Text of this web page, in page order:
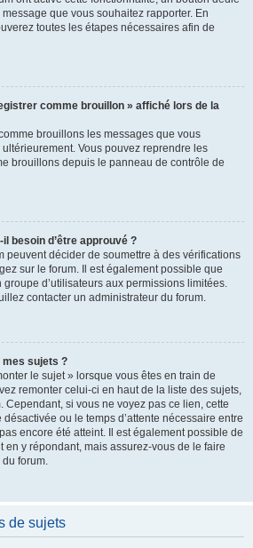
que vous souhaitez rapporter. En
toutes les étapes nécessaires afin de
comme brouillon » affiché lors de la
brouillons les messages que vous
Vous pouvez reprendre les
brouillons depuis le panneau de contrôle de
besoin d’être approuvé ?
peuvent décider de soumettre à des vérifications
sur le forum. Il est également possible que
d’utilisateurs aux permissions limitées.
contacter un administrateur du forum.
sujets ?
le sujet » lorsque vous êtes en train de
remonter celui-ci en haut de la liste des sujets,
Cependant, si vous ne voyez pas ce lien, cette
ou le temps d’attente nécessaire entre
encore été atteint. Il est également possible de
en y répondant, mais assurez-vous de le faire
forum.
de sujets